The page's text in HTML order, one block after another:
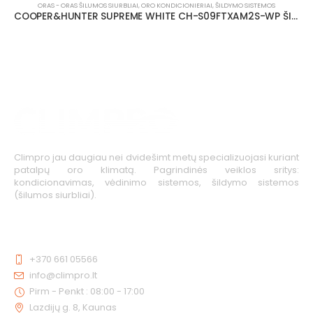
ORAS - ORAS ŠILUMOS SIURBLIAI,ORO KONDICIONIERIAI,ŠILDYMO SISTEMOS
COOPER&HUNTER SUPREME WHITE CH-S09FTXAM2S-WP ŠILUMOS SIURBLYS 3.5/2.70 KW
Climpro jau daugiau nei dvidešimt metų specializuojasi kuriant
patalpų oro klimatą. Pagrindinės veiklos sritys:
kondicionavimas, vėdinimo sistemos, šildymo sistemos
(šilumos siurbliai).
+370 661 05566
info@climpro.lt
Pirm - Penkt : 08:00 - 17:00
Lazdijų g. 8, Kaunas